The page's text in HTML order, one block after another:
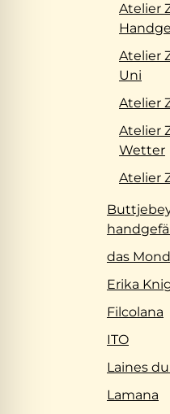
Atelier
Atelier
Uni
Atelier
Atelier
Wetter
Atelier
das
Erika
Filcolana
ITO
Laines
Lamana